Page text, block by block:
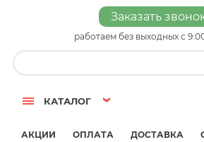
Заказать
работаем без выходных с
КАТАЛОГ
АКЦИИ ОПЛАТА ДОСТАВКА